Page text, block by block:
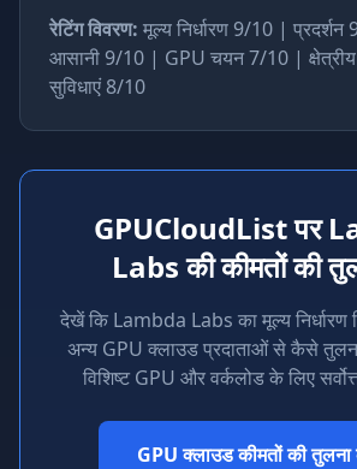
रेटिंग विवरण: मूल्य निर्धारण 9/10 |
आसानी 9/10 | GPU चयन 7/10 |
सुविधाएं 8/10
GPUCloudList पर
Labs की कीमतों की
देखें कि Lambda Labs का मूल्य निर्धारण
अन्य GPU क्लाउड प्रदाताओं से कैसे
विशिष्ट GPU और वर्कलोड के लिए
GPU क्लाउड कीमतों की